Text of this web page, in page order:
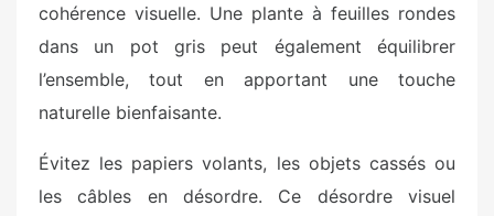
cohérence visuelle. Une plante à feuilles rondes
dans un pot gris peut également équilibrer
l’ensemble, tout en apportant une touche
naturelle bienfaisante.
Évitez les papiers volants, les objets cassés ou
les câbles en désordre. Ce désordre visuel